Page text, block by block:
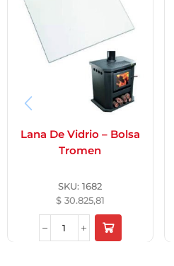
Lana De Vidrio – Bolsa
Tromen
SKU:1682
$30.825,81